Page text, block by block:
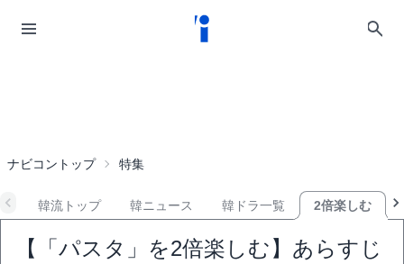
ナビコントップ 特集
韓流トップ 韓ニュース 韓ドラ一覧 2倍楽しむ
【「パスタ」を2倍楽しむ】あらすじ